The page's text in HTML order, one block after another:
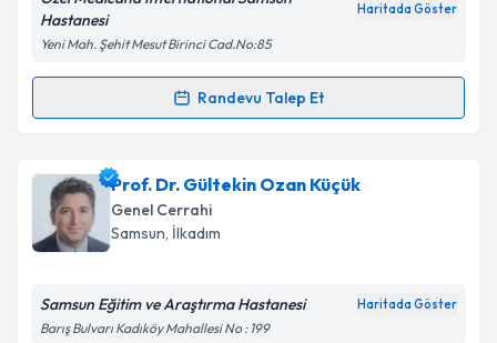
Kişisel verilerimin işlenmesine ilişkin
Aydınlatma
Metni
kapsamda işlenmesini kabul ediyorum.
Takvim Talebini Gönder
Hastanesi
Haritada Göster
Yeni Mah. Şehit Mesut Birinci Cad.No:85
Randevu Talep Et
Randevu Takvimi Talebi
Op. Dr. Özlem Karaca Ocakiçin randevu takvimi
talebi oluşturun. Size bu uzmandan randevu almanız
için bir takvim hazırlandığında e-posta ile
bilgilendireceğiz.
Prof. Dr. Gültekin Ozan Küçük
Genel Cerrahi
Samsun, İlkadım
Samsun Eğitim ve Araştırma Hastanesi Haritada Göster
Barış Bulvarı Kadıköy Mahallesi No : 199